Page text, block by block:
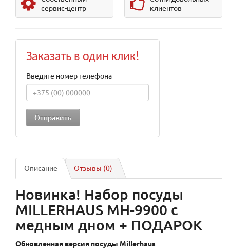
сервис-центр
клиентов
Заказать в один клик!
Введите номер телефона
Описание Отзывы (0)
Новинка! Набор посуды
MILLERHAUS MH-9900 с
медным дном + ПОДАРОК
Обновленная версия посуды Millerhaus